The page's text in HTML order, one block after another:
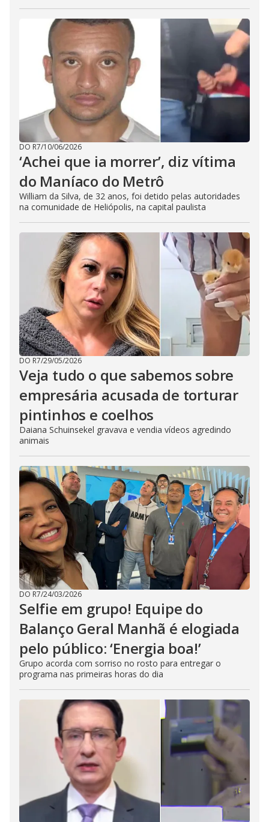
DO R7/10/06/2026
‘Achei que ia morrer’, diz vítima
do Maníaco do Metrô
William da Silva, de 32 anos, foi detido pelas autoridades
na comunidade de Heliópolis, na capital paulista
DO R7/29/05/2026
Veja tudo o que sabemos sobre
empresária acusada de torturar
pintinhos e coelhos
Daiana Schuinsekel gravava e vendia vídeos agredindo
animais
DO R7/24/03/2026
Selfie em grupo! Equipe do
Balanço Geral Manhã é elogiada
pelo público: ‘Energia boa!’
Grupo acorda com sorriso no rosto para entregar o
programa nas primeiras horas do dia